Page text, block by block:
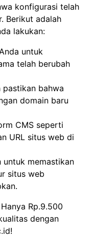
konfigurasi telah
Berikut adalah
lakukan:
untuk
telah berubah
pastikan bahwa
domain baru
CMS seperti
URL situs web di
untuk memastikan
situs web
Rp.9.500
dengan